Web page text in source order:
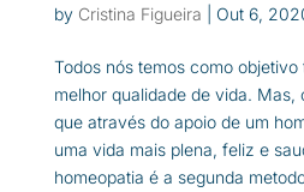
by Cristina Figueira Out 6,
Todos nós temos como objetivo
melhor qualidade de vida. Mas,
que através do apoio de um
uma vida mais plena, feliz e
homeopatia é a segunda